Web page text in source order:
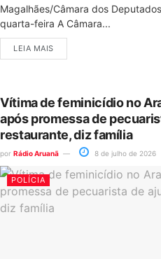
Magalhães/Câmara dos
quarta-feira A Câmara...
LEIA MAIS
Vítima de feminicídio no
após promessa de
restaurante, diz família
por Rádio Aruanã 8 de julho de 2026
POLÍCIA